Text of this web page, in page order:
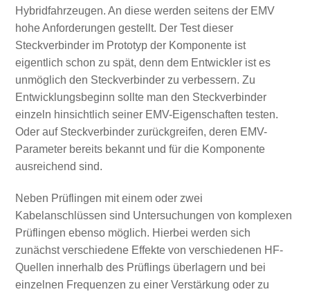
Hybridfahrzeugen. An diese werden seitens der EMV
hohe Anforderungen gestellt. Der Test dieser
Steckverbinder im Prototyp der Komponente ist
eigentlich schon zu spät, denn dem Entwickler ist es
unmöglich den Steckverbinder zu verbessern. Zu
Entwicklungsbeginn sollte man den Steckverbinder
einzeln hinsichtlich seiner EMV-Eigenschaften testen.
Oder auf Steckverbinder zurückgreifen, deren EMV-
Parameter bereits bekannt und für die Komponente
ausreichend sind.
Neben Prüflingen mit einem oder zwei
Kabelanschlüssen sind Untersuchungen von komplexen
Prüflingen ebenso möglich. Hierbei werden sich
zunächst verschiedene Effekte von verschiedenen HF-
Quellen innerhalb des Prüflings überlagern und bei
einzelnen Frequenzen zu einer Verstärkung oder zu